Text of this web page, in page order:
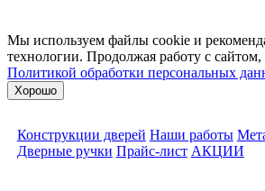
Мы используем файлы cookie и
технологии. Продолжая работу с сайтом,
Политикой обработки персональных
Хорошо
Конструкции дверей Наши работы
Дверные ручки Прайс-лист АКЦИИ